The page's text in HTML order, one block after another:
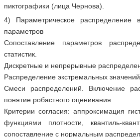
пиктографики (лица Чернова).
4) Параметрическое распределение
параметров
Сопоставление параметров
статистик.
Дискретные и непрерывные
Распределение экстремальных
Смеси распределений. Включение
понятие робастного оценивания.
Критерии согласия: аппроксимация
функциями плотности, квантиль-
сопоставление с нормальным